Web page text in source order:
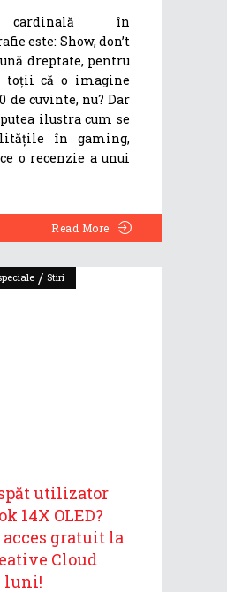
cardinală în
este: Show, don’t
dreptate, pentru
toții că o imagine
de cuvinte, nu? Dar
ilustra cum se
în gaming,
o recenzie a unui
Read More
/ Stiri
utilizator
14X OLED?
acces gratuit la
Cloud
luni!